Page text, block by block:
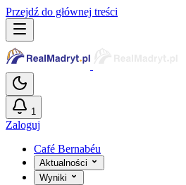
Przejdź do głównej treści
1
Zaloguj
Café Bernabéu
Aktualności
Wyniki